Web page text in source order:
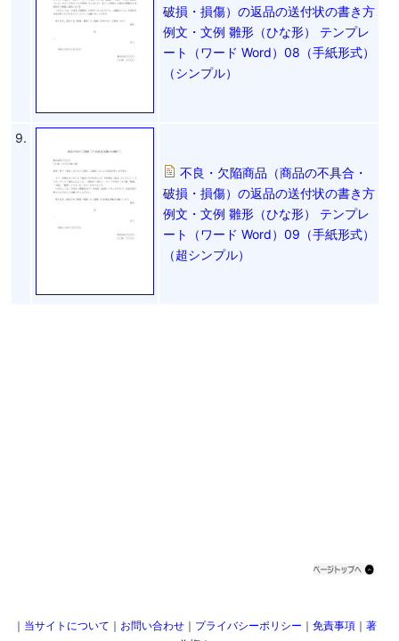
破損・損傷）の返品の送付状の書き方
例文・文例 雛形（ひな形） テンプレ
ート（ワード Word）08（手紙形式）
（シンプル）
9.
不良・欠陥商品（商品の不具合・
破損・損傷）の返品の送付状の書き方
例文・文例 雛形（ひな形） テンプレ
ート（ワード Word）09（手紙形式）
（超シンプル）
｜ 当サイトについて ｜ お問い合わせ ｜ プライバシーポリシー ｜ 免責事項 ｜ 著